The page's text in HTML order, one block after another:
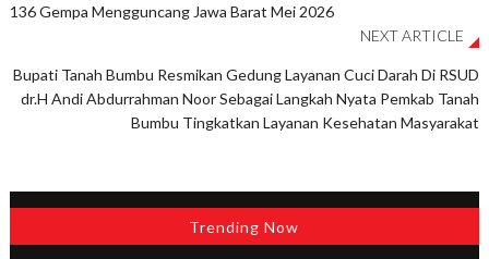
136 Gempa Mengguncang Jawa Barat Mei 2026
NEXT ARTICLE
Bupati Tanah Bumbu Resmikan Gedung Layanan Cuci Darah Di RSUD
dr.H Andi Abdurrahman Noor Sebagai Langkah Nyata Pemkab Tanah
Bumbu Tingkatkan Layanan Kesehatan Masyarakat
Trending Now